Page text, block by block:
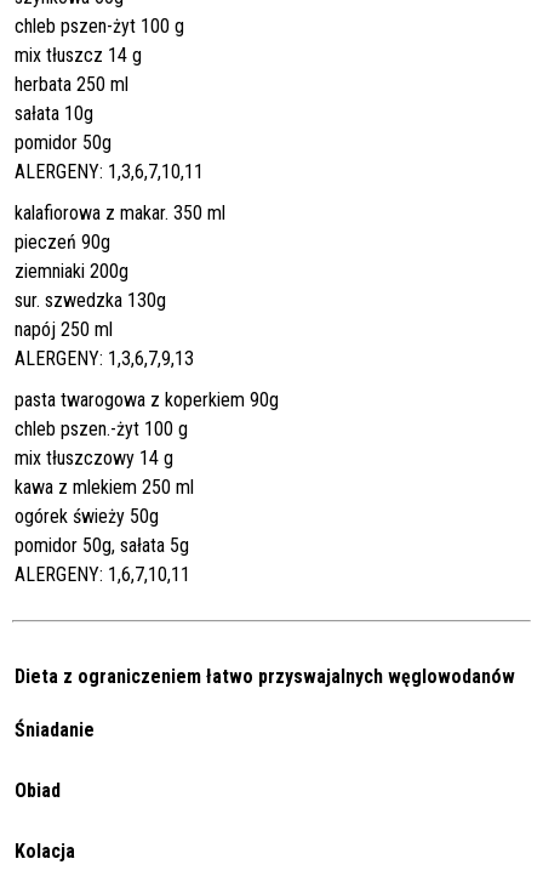
chleb pszen-żyt 100 g
mix tłuszcz 14 g
herbata 250 ml
sałata 10g
pomidor 50g
ALERGENY: 1,3,6,7,10,11
kalafiorowa z makar. 350 ml
pieczeń 90g
ziemniaki 200g
sur. szwedzka 130g
napój 250 ml
ALERGENY: 1,3,6,7,9,13
pasta twarogowa z koperkiem 90g
chleb pszen.-żyt 100 g
mix tłuszczowy 14 g
kawa z mlekiem 250 ml
ogórek świeży 50g
pomidor 50g, sałata 5g
ALERGENY: 1,6,7,10,11
Dieta z ograniczeniem łatwo przyswajalnych węglowodanów
Śniadanie
Obiad
Kolacja